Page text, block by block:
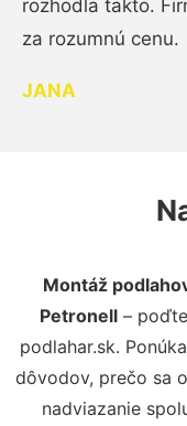
rozhodla takto.
za rozumnú cenu.
JANA
Montáž
Petronell –
podlahar.sk.
dôvodov, prečo sa
nadviazanie